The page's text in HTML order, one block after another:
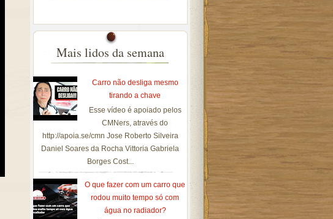
Mais lidos da semana
Carro não desliga mesmo
tirando a chave
Esse vídeo é apoiado pelos
CMNers, através do
http://apoia.se/cmn Jose Roberto Silveira
Daniel Soares da Rocha Vittoria Gabriela
Borges Cost...
O que fazer com um carro que
rodou muito tempo só com
água no radiador?